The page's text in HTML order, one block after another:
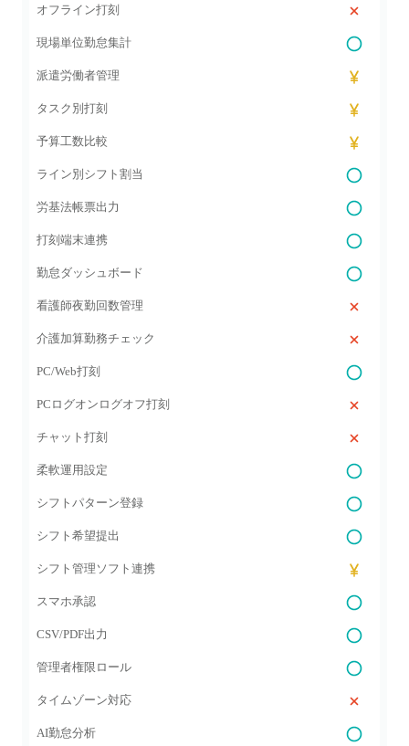
オフライン打刻
現場単位勤怠集計
派遣労働者管理
タスク別打刻
予算工数比較
ライン別シフト割当
労基法帳票出力
打刻端末連携
勤怠ダッシュボード
看護師夜勤回数管理
介護加算勤務チェック
PC/Web打刻
PCログオンログオフ打刻
チャット打刻
柔軟運用設定
シフトパターン登録
シフト希望提出
シフト管理ソフト連携
スマホ承認
CSV/PDF出力
管理者権限ロール
タイムゾーン対応
AI勤怠分析